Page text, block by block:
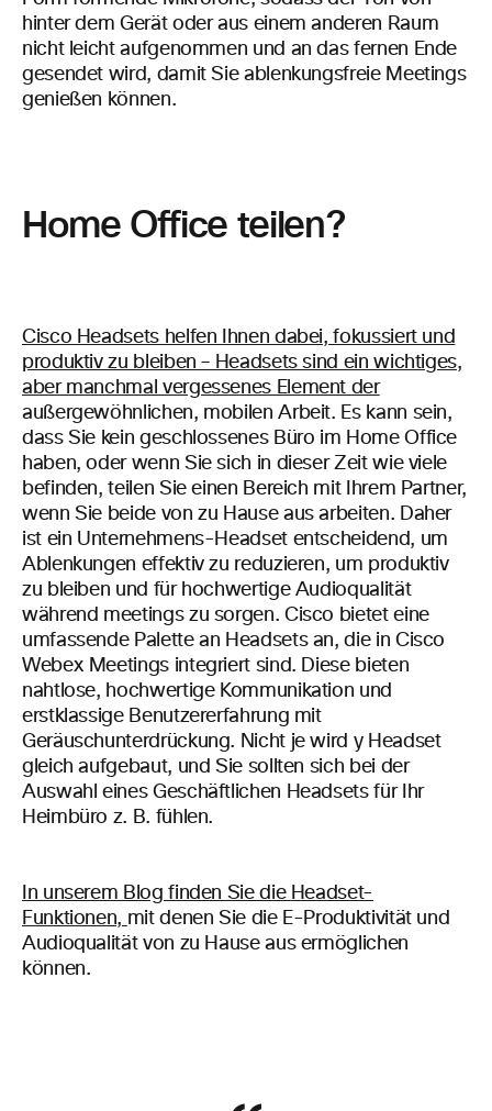
hinter dem Gerät oder aus einem anderen Raum
nicht leicht aufgenommen und an das fernen Ende
gesendet wird, damit Sie ablenkungsfreie Meetings
genießen können.
Home Office teilen?
Cisco Headsets helfen Ihnen dabei, fokussiert und
produktiv zu bleiben – Headsets sind ein wichtiges,
aber manchmal vergessenes Element der
außergewöhnlichen, mobilen Arbeit. Es kann sein,
dass Sie kein geschlossenes Büro im Home Office
haben, oder wenn Sie sich in dieser Zeit wie viele
befinden, teilen Sie einen Bereich mit Ihrem Partner,
wenn Sie beide von zu Hause aus arbeiten. Daher
ist ein Unternehmens-Headset entscheidend, um
Ablenkungen effektiv zu reduzieren, um produktiv
zu bleiben und für hochwertige Audioqualität
während meetings zu sorgen. Cisco bietet eine
umfassende Palette an Headsets an, die in Cisco
Webex Meetings integriert sind. Diese bieten
nahtlose, hochwertige Kommunikation und
erstklassige Benutzererfahrung mit
Geräuschunterdrückung. Nicht je wird y Headset
gleich aufgebaut, und Sie sollten sich bei der
Auswahl eines Geschäftlichen Headsets für Ihr
Heimbüro z. B. fühlen.
In unserem Blog finden Sie die Headset-
Funktionen, mit denen Sie die E-Produktivitätund
Audioqualität von zu Hause aus ermöglichen
können.